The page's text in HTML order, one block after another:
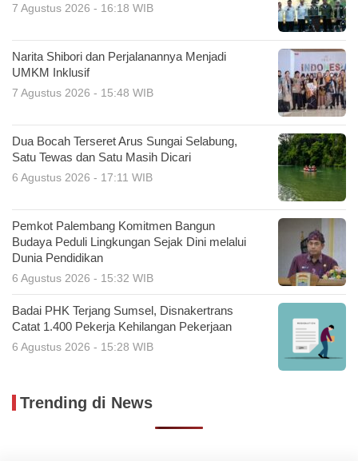
7 Agustus 2026 - 16:18 WIB
Narita Shibori dan Perjalanannya Menjadi
UMKM Inklusif
7 Agustus 2026 - 15:48 WIB
Dua Bocah Terseret Arus Sungai Selabung,
Satu Tewas dan Satu Masih Dicari
6 Agustus 2026 - 17:11 WIB
Pemkot Palembang Komitmen Bangun
Budaya Peduli Lingkungan Sejak Dini melalui
Dunia Pendidikan
6 Agustus 2026 - 15:32 WIB
Badai PHK Terjang Sumsel, Disnakertrans
Catat 1.400 Pekerja Kehilangan Pekerjaan
6 Agustus 2026 - 15:28 WIB
Trending di News